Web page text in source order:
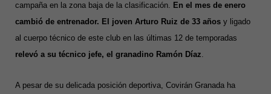
campaña en la zona baja de la clasificación. En el mes de enero
cambió de entrenador. El joven Arturo Ruiz de 33 años y ligado
al cuerpo técnico de este club en las últimas 12 de temporadas
relevó a su técnico jefe, el granadino Ramón Díaz.
A pesar de su delicada posición deportiva, Covirán Granada ha